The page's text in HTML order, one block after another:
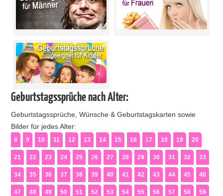
Geburtstagssprüche nach Alter:
Geburtstagssprüche, Wünsche & Geburtstagskarten sowie
Bilder für jedes Alter:
8 9 10 11 12 13 14 15 16 17 18 19 20
21 22 23 24 25 26 27 28 29 30 31 32 33
34 35 36 37 38 39 40 41 42 43 44 45 46
47 48 49 50 51 52 53 54 55 56 57 58 59